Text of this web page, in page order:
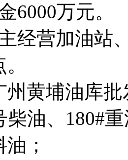
6000万元。
经营加油站
州黄埔油库
柴油、180#
；